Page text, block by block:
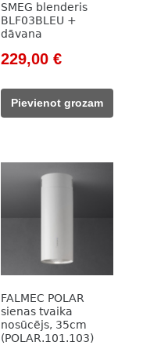
SMEG blenderis
BLF03BLEU +
dāvana
Original
was:
262,00 €.
229,00 €Current
229,00 €.
Pievienot grozam
FALMEC POLAR
sienas tvaika
nosūcējs, 35cm
(POLAR.101.103)